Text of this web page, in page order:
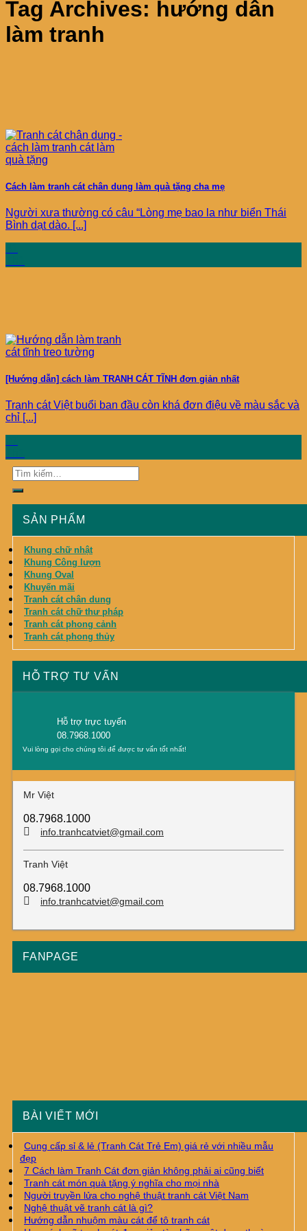
Tag Archives: hướng dẫn
làm tranh
Cách làm tranh cát chân dung làm quà tặng cha mẹ
Người xưa thường có câu “Lòng mẹ bao la như biển Thái
Bình dạt dào. [...]
[Hướng dẫn] cách làm TRANH CÁT TĨNH đơn giản nhất
Tranh cát Việt buổi ban đầu còn khá đơn điệu về màu sắc và
chỉ [...]
SẢN PHẨM
Khung chữ nhật
Khung Công lượn
Khung Oval
Khuyến mãi
Tranh cát chân dung
Tranh cát chữ thư pháp
Tranh cát phong cảnh
Tranh cát phong thủy
HỖ TRỢ TƯ VẤN
Hỗ trợ trực tuyến
08.7968.1000
Vui lòng gọi cho chúng tôi để được tư vấn tốt nhất!
Mr Việt
08.7968.1000
info.tranhcatviet@gmail.com
Tranh Việt
08.7968.1000
info.tranhcatviet@gmail.com
FANPAGE
BÀI VIẾT MỚI
Cung cấp sỉ & lẻ (Tranh Cát Trẻ Em) giá rẻ với nhiều mẫu
đẹp
7 Cách làm Tranh Cát đơn giản không phải ai cũng biết
Tranh cát món quà tặng ý nghĩa cho mọi nhà
Người truyền lửa cho nghệ thuật tranh cát Việt Nam
Nghệ thuật vẽ tranh cát là gì?
Hướng dẫn nhuộm màu cát để tô tranh cát